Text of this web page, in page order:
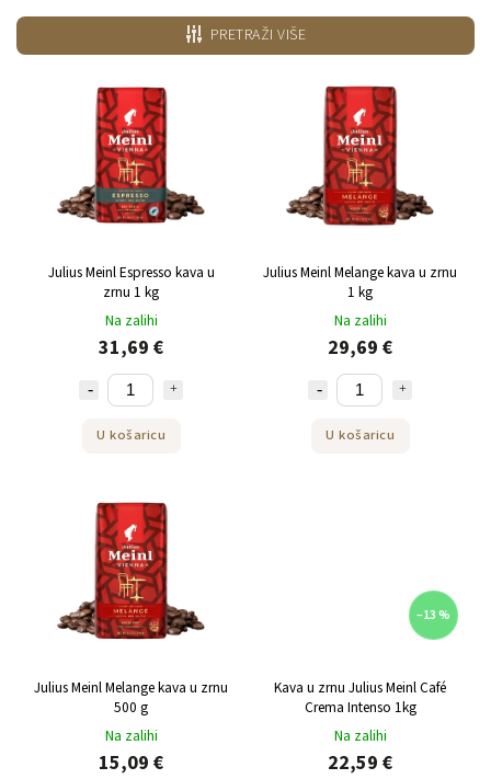
Najjeftiniji
Najskuplji
Najprodavanije
Po abecedi
PRETRAŽI VIŠE
Julius Meinl Espresso kava u
zrnu 1 kg
Na zalihi
31,69 €
U košaricu
Julius Meinl Melange kava u zrnu
1 kg
Na zalihi
29,69 €
U košaricu
Julius Meinl Melange kava u zrnu
500 g
Na zalihi
15,09 €
–13 %
Kava u zrnu Julius Meinl Café
Crema Intenso 1kg
Na zalihi
22,59 €